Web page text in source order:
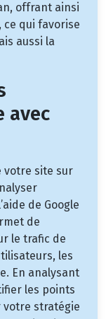
offrant ainsi
qui favorise
aussi la
avec
votre site sur
de Google
de
le trafic de
les
En analysant
les points
stratégie